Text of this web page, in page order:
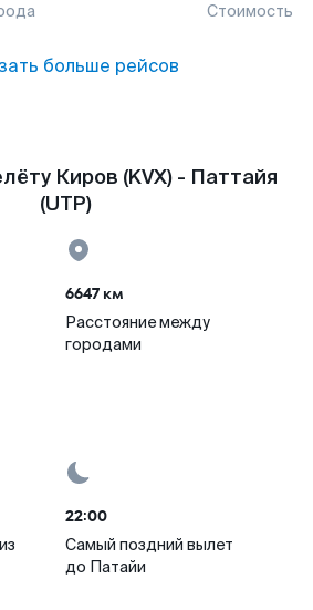
Стоимость
больше рейсов
Киров (KVX) - Паттайя
(UTP)
6647 км
Расстояние между
городами
22:00
Самый поздний вылет
до Патайи